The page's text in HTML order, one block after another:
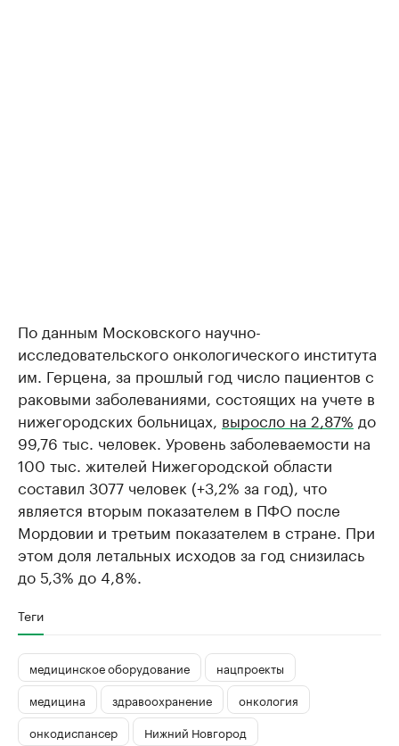
По данным Московского научно-
исследовательского онкологического института
им. Герцена, за прошлый год число пациентов с
раковыми заболеваниями, состоящих на учете в
нижегородских больницах, выросло на 2,87% до
99,76 тыс. человек. Уровень заболеваемости на
100 тыс. жителей Нижегородской области
составил 3077 человек (+3,2% за год), что
является вторым показателем в ПФО после
Мордовии и третьим показателем в стране. При
этом доля летальных исходов за год снизилась
до 5,3% до 4,8%.
Теги
медицинское оборудование
нацпроекты
медицина
здравоохранение
онкология
онкодиспансер
Нижний Новгород